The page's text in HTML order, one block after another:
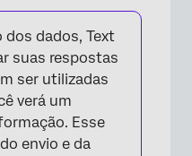
dos dados, Text
suas respostas
ser utilizadas
verá um
Esse
envio e da